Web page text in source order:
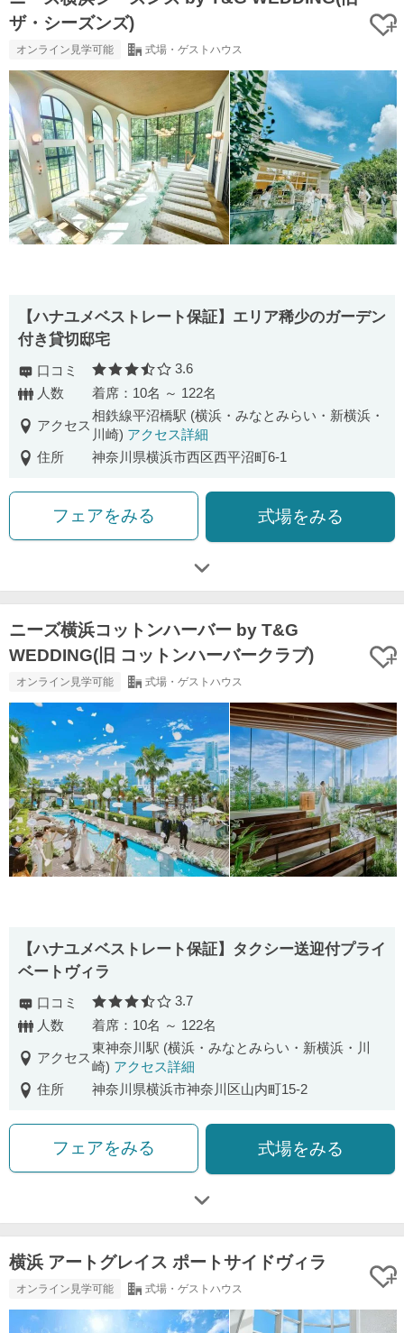
ザ・シーズンズ)
オンライン見学可能 式場・ゲストハウス
【ハナユメベストレート保証】エリア稀少のガーデン
付き貸切邸宅
口コミ 口コミ評価
3.6
人数
着席：10名 ～ 122名
アクセス
相鉄線平沼橋駅 (横浜・みなとみらい・新横浜・
川崎) アクセス詳細
住所
神奈川県横浜市西区西平沼町6-1
フェアをみる 式場をみる
ニーズ横浜コットンハーバー by T&G
WEDDING(旧 コットンハーバークラブ)
オンライン見学可能 式場・ゲストハウス
【ハナユメベストレート保証】タクシー送迎付プライ
ベートヴィラ
口コミ 口コミ評価
3.7
人数
着席：10名 ～ 122名
アクセス
東神奈川駅 (横浜・みなとみらい・新横浜・川
崎) アクセス詳細
住所
神奈川県横浜市神奈川区山内町15-2
フェアをみる 式場をみる
横浜 アートグレイス ポートサイドヴィラ
オンライン見学可能 式場・ゲストハウス